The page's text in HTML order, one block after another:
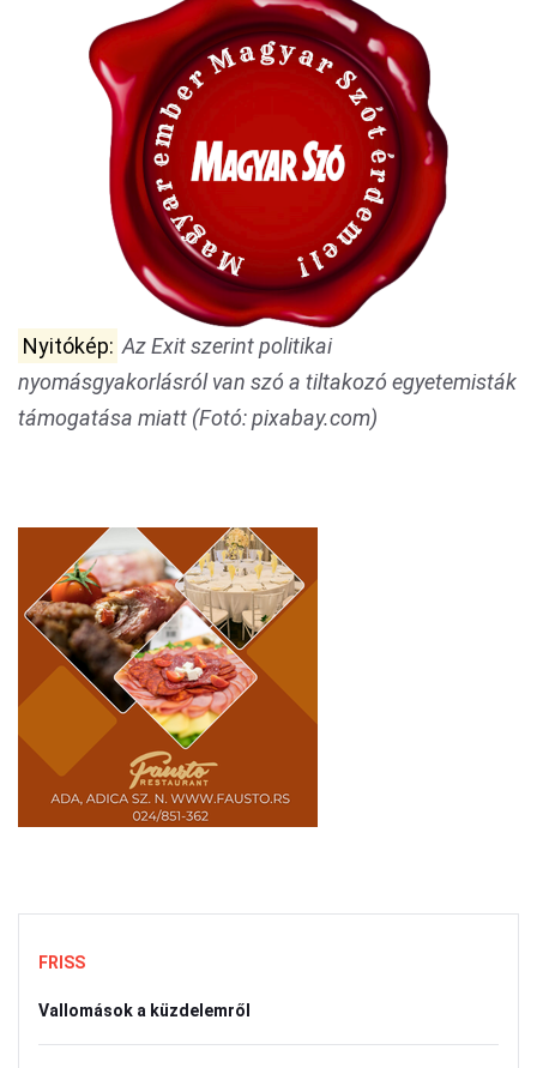
Nyitókép: Az Exit szerint politikai
nyomásgyakorlásról van szó a tiltakozó egyetemisták
támogatása miatt (Fotó: pixabay.com)
FRISS
Vallomások a küzdelemről